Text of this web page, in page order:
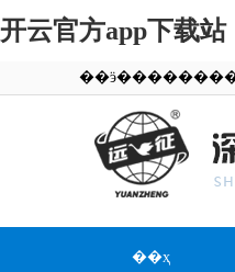
开云官方app下载站
��ҳ